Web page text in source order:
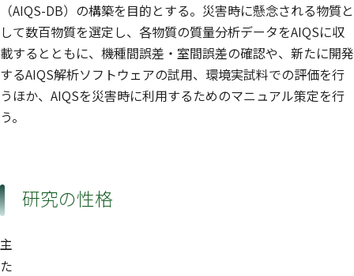
（AIQS-DB）の構築を目的とする。災害時に懸念される物質と
して数百物質を選定し、各物質の質量分析データをAIQSに収
載するとともに、機種間誤差・室間誤差の確認や、新たに開発
するAIQS解析ソフトウェアの試用、環境実試料での評価を行
うほか、AIQSを災害時に利用するためのマニュアル策定を行
う。
研究の性格
主
た